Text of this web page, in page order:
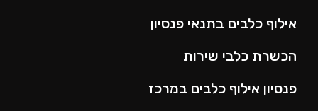
אילוף כלבים בתנאי פנסיון
הכשרת כלבי שירות
פנסיון אילוף כלבים במרכז